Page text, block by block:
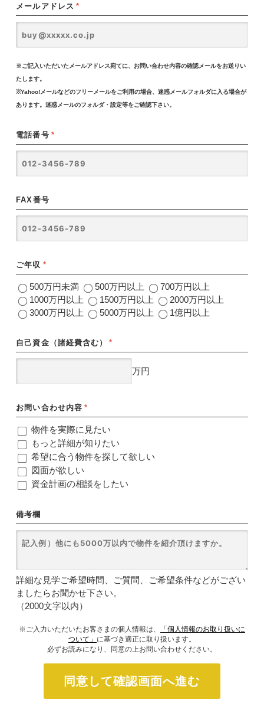
メールアドレス *
※ご記入いただいたメールアドレス宛てに、お問い合わせ内容の確認メールをお送りい
たします。
※Yahoo!メールなどのフリーメールをご利用の場合、迷惑メールフォルダに入る場合が
あります。迷惑メールのフォルダ・設定等をご確認下さい。
電話番号 *
FAX番号
ご年収 *
500万円未満 500万円以上
700万円以上
1000万円以上
1500万円以上
2000万円以上
3000万円以上
5000万円以上 1億円以上
自己資金（諸経費含む） *
万円
お問い合わせ内容 *
物件を実際に見たい
もっと詳細が知りたい
希望に合う物件を探して欲しい
図面が欲しい
資金計画の相談をしたい
備考欄
詳細な見学ご希望時間、ご質問、ご希望条件などがござい
ましたらお聞かせ下さい。
（2000文字以内）
※ご入力いただいたお客さまの個人情報は、
「個人情報のお取り扱いに
ついて」 に基づき適正に取り扱います。
必ずお読みになり、同意の上お問い合わせください。
同意して確認画面へ進む